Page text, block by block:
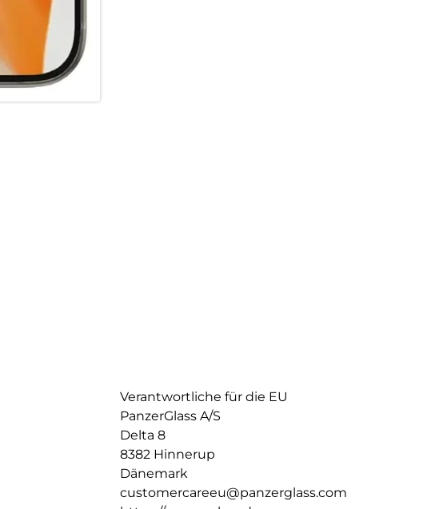
Verantwortliche für die EU
PanzerGlass A/S
Delta 8
8382 Hinnerup
Dänemark
customercareeu@panzerglass.com